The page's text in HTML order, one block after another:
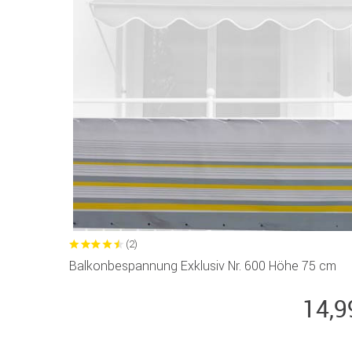
(2)
Balkonbespannung Exklusiv Nr. 600 Höhe 75 cm